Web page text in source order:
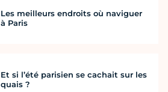
Les meilleurs endroits où naviguer
à Paris
Et si l’été parisien se cachait sur les
quais ?